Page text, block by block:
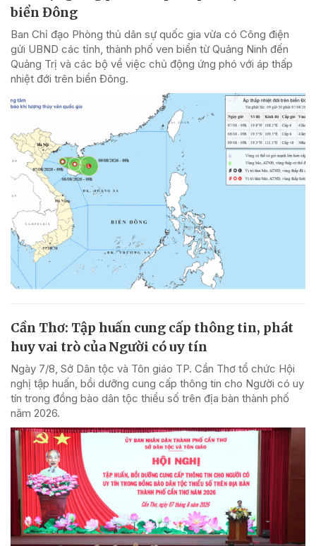
biển Đông
Ban Chỉ đạo Phòng thủ dân sự quốc gia vừa có Công điện
gửi UBND các tỉnh, thành phố ven biển từ Quảng Ninh đến
Quảng Trị và các bộ về việc chủ động ứng phó với áp thấp
nhiệt đới trên biển Đông.
Cần Thơ: Tập huấn cung cấp thông tin, phát
huy vai trò của Người có uy tín
Ngày 7/8, Sở Dân tộc và Tôn giáo TP. Cần Thơ tổ chức Hội
nghị tập huấn, bồi dưỡng cung cấp thông tin cho Người có uy
tín trong đồng bào dân tộc thiểu số trên địa bàn thành phố
năm 2026.